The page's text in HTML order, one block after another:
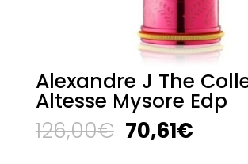
Alexandre J The
Altesse Mysore Edp
126,00€ El
precio
70,61€El